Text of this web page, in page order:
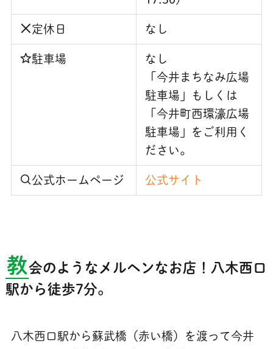
定休日 なし
駐車場
なし
「今井まちなみ広場
駐車場」もしくは
「今井町西環濠広場
駐車場」をご利用く
ださい。
公式ホームページ 公式サイト
教会のようなメルヘンなお店！八木西口
駅から徒歩7分。
八木西口駅から蘇武橋（赤い橋）を渡って今井